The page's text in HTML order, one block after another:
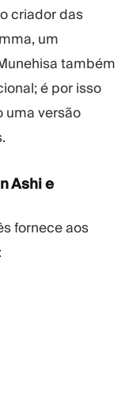
criador das
um
também
é por isso
uma versão
Ashi e
fornece aos